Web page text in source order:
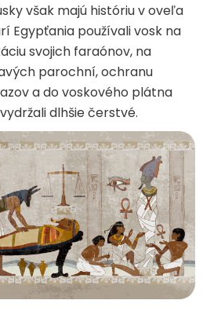
však majú históriu v oveľa
Egypťania používali vosk na
svojich faraónov, na
parochní, ochranu
a do voskového plátna
dlhšie čerstvé.